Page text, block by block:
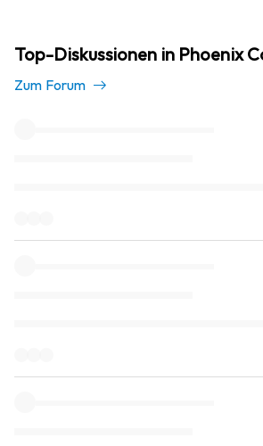
Top-Diskussionen in Phoenix
Zum Forum